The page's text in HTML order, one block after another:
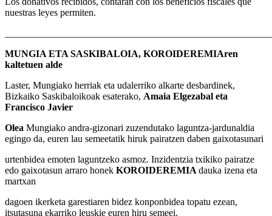
nuestras leyes permiten.
MUNGIA ETA SASKIBALOIA, KOROIDEREMIAren
kaltetuen alde
Laster, Mungiako herriak eta udalerriko alkarte desbardinek,
Bizkaiko Saskibaloikoak esaterako, Amaia Elgezabal eta
Francisco Javier
Olea Mungiako andra-gizonari zuzendutako laguntza-jardunaldia
egingo da, euren lau semeetatik hiruk pairatzen daben gaixotasunari
urtenbidea emoten laguntzeko asmoz. Inzidentzia txikiko pairatze
edo gaixotasun arraro honek KOROIDEREMIA dauka izena eta
martxan
dagoen ikerketa garestiaren bidez konponbidea topatu ezean,
itsutasuna ekarriko leuskie euren hiru semeei.